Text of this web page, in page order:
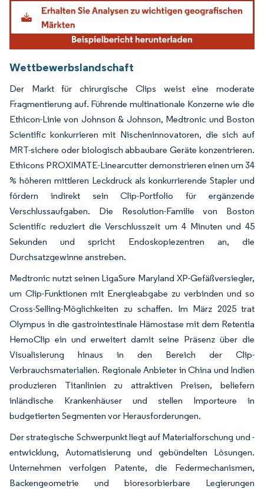
Wettbewerbslandschaft
Der Markt für chirurgische Clips weist eine moderate
Fragmentierung auf. Führende multinationale Konzerne wie die
Ethicon-Linie von Johnson & Johnson, Medtronic und Boston
Scientific konkurrieren mit Nischeninnovatoren, die sich auf
MRT-sichere oder biologisch abbaubare Geräte konzentrieren.
Ethicons PROXIMATE-Linearcutter demonstrieren einen um 34
% höheren mittleren Leckdruck als konkurrierende Stapler und
fördern indirekt sein Clip-Portfolio für ergänzende
Verschlussaufgaben. Die Resolution-Familie von Boston
Scientific reduziert die Verschlusszeit um 4 Minuten und 45
Sekunden und spricht Endoskopiezentren an, die
Durchsatzgewinne anstreben.
Medtronic nutzt seinen LigaSure Maryland XP-Gefäßversiegler,
um Clip-Funktionen mit Energieabgabe zu verbinden und so
Cross-Selling-Möglichkeiten zu schaffen. Im März 2025 trat
Olympus in die gastrointestinale Hämostase mit dem Retentia
HemoClip ein und erweitert damit seine Präsenz über die
Visualisierung hinaus in den Bereich der Clip-
Verbrauchsmaterialien. Regionale Anbieter in China und Indien
produzieren Titanlinien zu attraktiven Preisen, beliefern
inländische Krankenhäuser und stellen Importeure in
budgetierten Segmenten vor Herausforderungen.
Der strategische Schwerpunkt liegt auf Materialforschung und -
entwicklung, Automatisierung und gebündelten Lösungen.
Unternehmen verfolgen Patente, die Federmechanismen,
Backengeometrie und bioresorbierbare Legierungen